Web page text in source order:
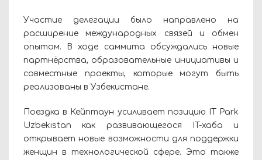
Участие делегации было направлено на
расширение международных связей и обмен
опытом. В ходе саммита обсуждались новые
партнёрства, образовательные инициативы и
совместные проекты, которые могут быть
реализованы в Узбекистане.
Поездка в Кейптаун усиливает позицию IT Park
Uzbekistan как развивающегося IT-хаба и
открывает новые возможности для поддержки
женщин в технологической сфере. Это также